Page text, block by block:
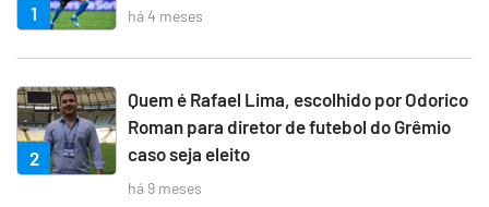
1 há 4 meses
2
Quem é Rafael Lima, escolhido por Odorico
Roman para diretor de futebol do Grêmio
caso seja eleito
há 9 meses